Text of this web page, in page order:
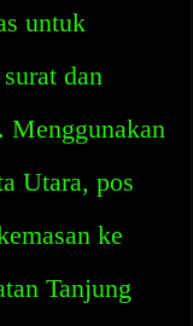
untuk
dan
Menggunakan
Utara, pos
ke
Tanjung